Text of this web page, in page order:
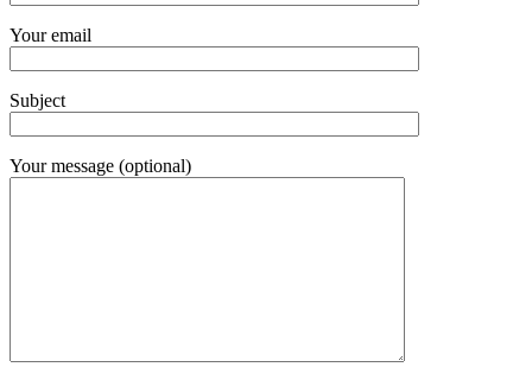
Your email
Subject
Your message (optional)